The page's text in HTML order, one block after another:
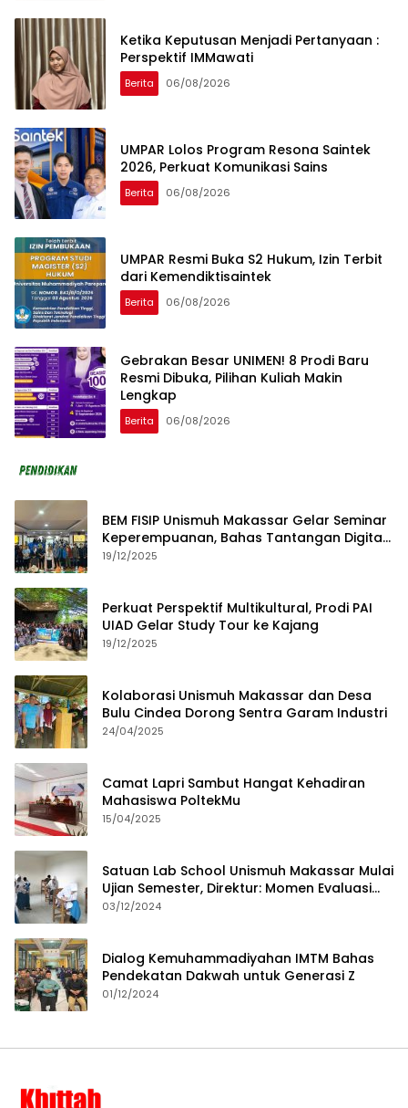
Ketika Keputusan Menjadi Pertanyaan :
Perspektif IMMawati
Berita 06/08/2026
UMPAR Lolos Program Resona Saintek
2026, Perkuat Komunikasi Sains
Berita 06/08/2026
UMPAR Resmi Buka S2 Hukum, Izin Terbit
dari Kemendiktisaintek
Berita 06/08/2026
Gebrakan Besar UNIMEN! 8 Prodi Baru
Resmi Dibuka, Pilihan Kuliah Makin
Lengkap
Berita 06/08/2026
BEM FISIP Unismuh Makassar Gelar Seminar
Keperempuanan, Bahas Tantangan Digital
dan Budaya Lokal
19/12/2025
Perkuat Perspektif Multikultural, Prodi PAI
UIAD Gelar Study Tour ke Kajang
19/12/2025
Kolaborasi Unismuh Makassar dan Desa
Bulu Cindea Dorong Sentra Garam Industri
24/04/2025
Camat Lapri Sambut Hangat Kehadiran
Mahasiswa PoltekMu
15/04/2025
Satuan Lab School Unismuh Makassar Mulai
Ujian Semester, Direktur: Momen Evaluasi
Proses Pembelajaran
03/12/2024
Dialog Kemuhammadiyahan IMTM Bahas
Pendekatan Dakwah untuk Generasi Z
01/12/2024